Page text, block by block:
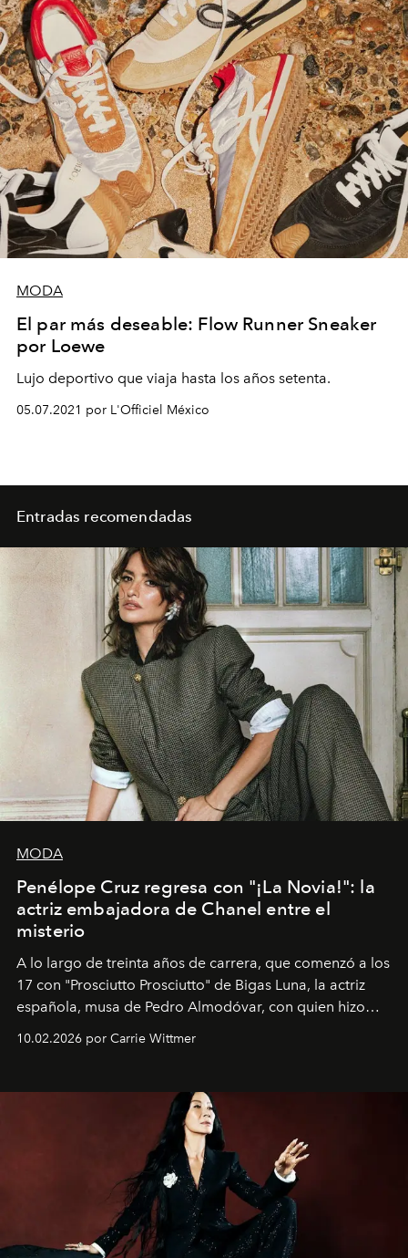
MODA
El par más deseable: Flow Runner Sneaker
por Loewe
Lujo deportivo que viaja hasta los años setenta.
05.07.2021 por L'Officiel México
Entradas recomendadas
MODA
Penélope Cruz regresa con "¡La Novia!": la
actriz embajadora de Chanel entre el
misterio
A lo largo de treinta años de carrera, que comenzó a los
17 con "Prosciutto Prosciutto" de Bigas Luna, la actriz
española, musa de Pedro Almodóvar, con quien hizo
Barcelona", ha dividido su tiempo entre Europa y
dirigida por Maggie Gyllenhaal.
10.02.2026 por Carrie Wittmer